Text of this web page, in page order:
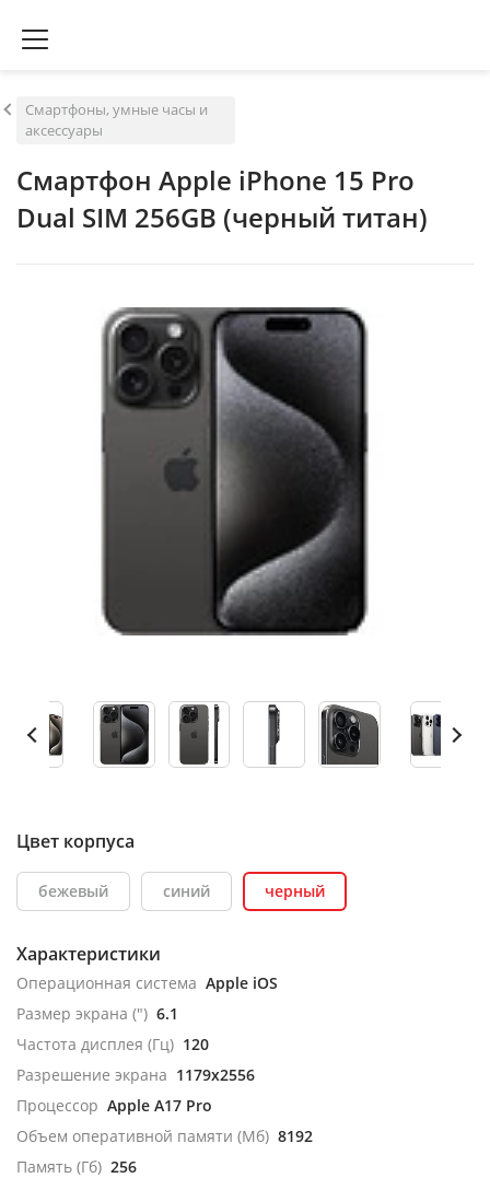
Смартфоны, умные часы и
аксессуары
Смартфон Apple iPhone 15 Pro
Dual SIM 256GB (черный титан)
Цвет корпуса
бежевый синий черный
Характеристики
Операционная система Apple iOS
Размер экрана (") 6.1
Частота дисплея (Гц) 120
Разрешение экрана 1179x2556
Процессор Apple A17 Pro
Объем оперативной памяти (Мб) 8192
Память (Гб) 256